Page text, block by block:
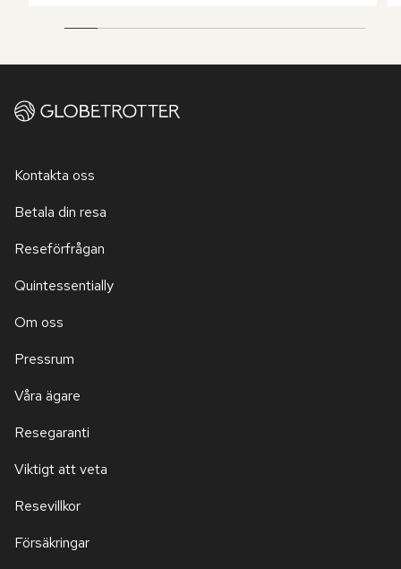
Kontakta oss
Betala din resa
Reseförfrågan
Quintessentially
Om oss
Pressrum
Våra ägare
Resegaranti
Viktigt att veta
Resevillkor
Försäkringar